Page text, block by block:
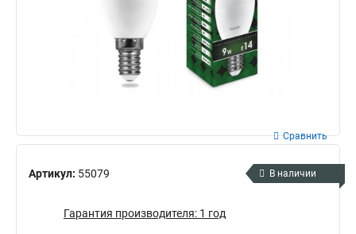
Артикул: 55079
Сравнить
В наличии
Гарантия производителя: 1 год